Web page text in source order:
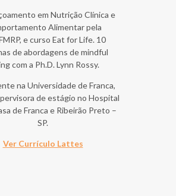
em Nutrição Clínica e
Alimentar pela
e curso Eat for Life. 10
de abordagens de mindful
com a Ph.D. Lynn Rossy.
na Universidade de Franca,
de estágio no Hospital
de Franca e Ribeirão Preto –
SP.
Ver Currículo Lattes